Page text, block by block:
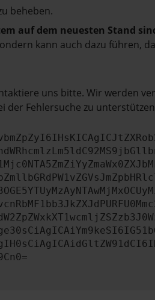
beheben.
auf dem neuesten Stand
kann auch dazu führen,
uns bitte. Wir werden
der Fehlersuche zu